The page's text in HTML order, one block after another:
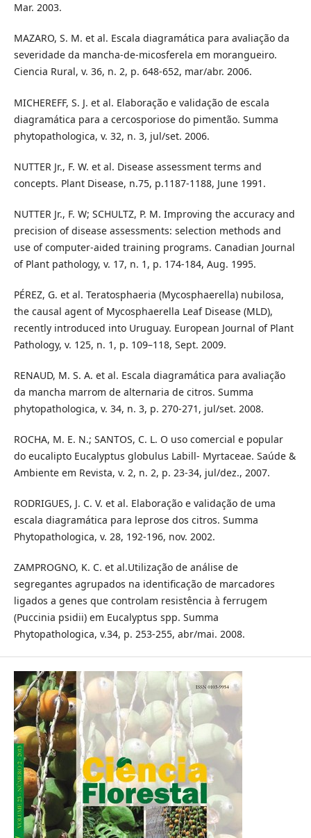
Mar. 2003.
MAZARO, S. M. et al. Escala diagramática para avaliação da
severidade da mancha-de-micosferela em morangueiro.
Ciencia Rural, v. 36, n. 2, p. 648-652, mar/abr. 2006.
MICHEREFF, S. J. et al. Elaboração e validação de escala
diagramática para a cercosporiose do pimentão. Summa
phytopathologica, v. 32, n. 3, jul/set. 2006.
NUTTER Jr., F. W. et al. Disease assessment terms and
concepts. Plant Disease, n.75, p.1187-1188, June 1991.
NUTTER Jr., F. W; SCHULTZ, P. M. Improving the accuracy and
precision of disease assessments: selection methods and
use of computer-aided training programs. Canadian Journal
of Plant pathology, v. 17, n. 1, p. 174-184, Aug. 1995.
PÉREZ, G. et al. Teratosphaeria (Mycosphaerella) nubilosa,
the causal agent of Mycosphaerella Leaf Disease (MLD),
recently introduced into Uruguay. European Journal of Plant
Pathology, v. 125, n. 1, p. 109–118, Sept. 2009.
RENAUD, M. S. A. et al. Escala diagramática para avaliação
da mancha marrom de alternaria de citros. Summa
phytopathologica, v. 34, n. 3, p. 270-271, jul/set. 2008.
ROCHA, M. E. N.; SANTOS, C. L. O uso comercial e popular
do eucalipto Eucalyptus globulus Labill- Myrtaceae. Saúde &
Ambiente em Revista, v. 2, n. 2, p. 23-34, jul/dez., 2007.
RODRIGUES, J. C. V. et al. Elaboração e validação de uma
escala diagramática para leprose dos citros. Summa
Phytopathologica, v. 28, 192-196, nov. 2002.
ZAMPROGNO, K. C. et al.Utilização de análise de
segregantes agrupados na identificação de marcadores
ligados a genes que controlam resistência à ferrugem
(Puccinia psidii) em Eucalyptus spp. Summa
Phytopathologica, v.34, p. 253-255, abr/mai. 2008.